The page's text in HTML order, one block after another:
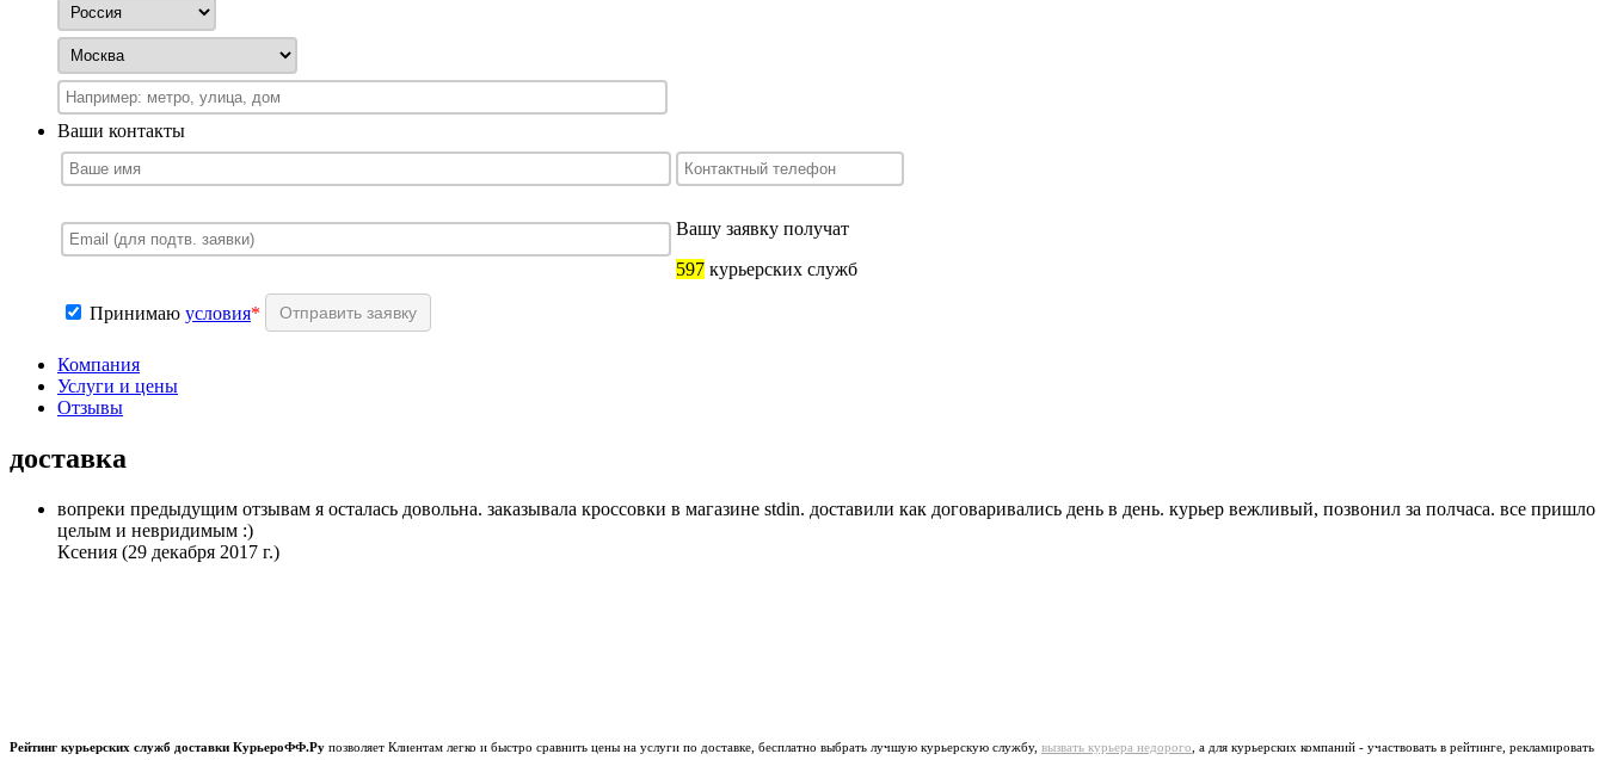
Ваши контакты
Вашу заявку получат
597 курьерских служб
Принимаю условия*
Компания
Услуги и цены
Отзывы
доставка
вопреки предыдущим отзывам я осталась довольна. заказывала кроссовки в магазине stdin. доставили как договаривались день в день. курьер вежливый, позвонил за полчаса. все пришло
целым и невридимым :)
Ксения (29 декабря 2017 г.)
Рейтинг курьерских служб доставки КурьероФФ.Ру позволяет Клиентам легко и быстро сравнить цены на услуги по доставке, бесплатно выбрать лучшую курьерскую службу, вызвать курьера недорого , а для курьерских компаний - участвовать в рейтинге, рекламировать